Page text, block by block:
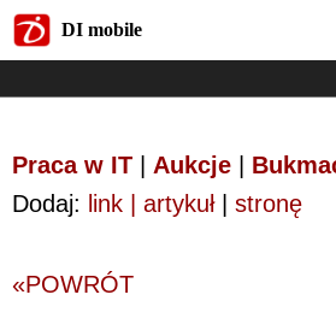
DI mobile
Praca w IT Aukcje
Dodaj: link | artykuł| stronę
«POWRÓT
DI mobile